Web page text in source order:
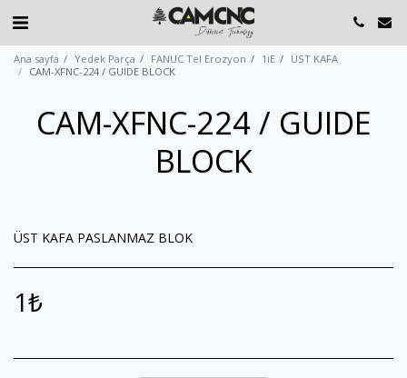
Ana sayfa Yedek Parça FANUC Tel Erozyon 1iE
ÜST KAFA
CAM-XFNC-224 / GUIDE BLOCK
CAM-XFNC-224 / GUIDE
BLOCK
ÜST KAFA PASLANMAZ BLOK
1₺